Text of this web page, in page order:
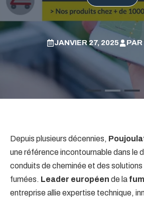
JANVIER 27, 2025 PAR
Depuis plusieurs décennies,
une référence incontournable dans le
conduits de cheminée et des solutions
fumées. Leader européen de la
entreprise allie expertise technique,